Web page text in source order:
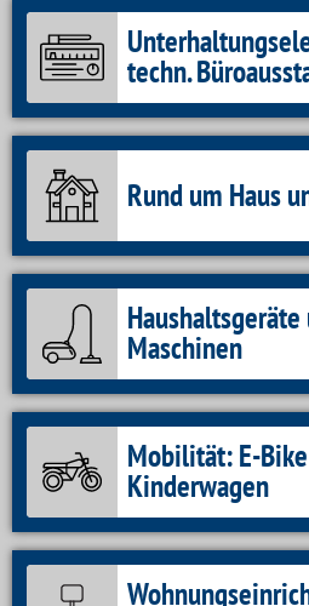
techn.
Rund um Haus
Haushaltsgeräte
Maschinen
Mobilität: E-
Kinderwagen